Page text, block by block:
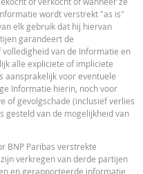
bijzondere, incidentele,
van winstderving) die op
door u of uw adviseurs of
koersgegevens zijn afkomstig van
datum. De koersen getoond door
voor informatieve
of aanbod tot het kopen of
De informatie is uitsluitend
ontvangers. Het is niet toegestaan
reproduceren, te verspreiden of te
uitdrukkelijke toestemming
verkrijgbaar bij BNP Paribas,;
of markets@bnpparibas.com
wordt verstrekt "as is"
elk gebruik dat hij hiervan
garandeert de
van de Informatie en
alle expliciete of impliciete
aansprakelijk voor eventuele
Informatie hierin, noch voor
of gevolgschade (inclusief verlies
gesteld van de mogelijkheid van
BNP Paribas verstrekte
verkregen van derde partijen
en gerapporteerde informatie